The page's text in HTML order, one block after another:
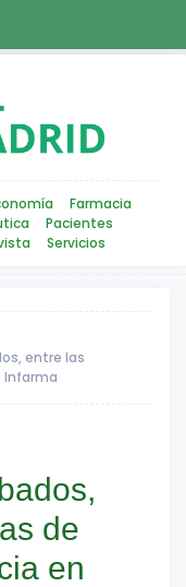
Farmacia
Pacientes
Servicios
entre las
Infarma
de
en